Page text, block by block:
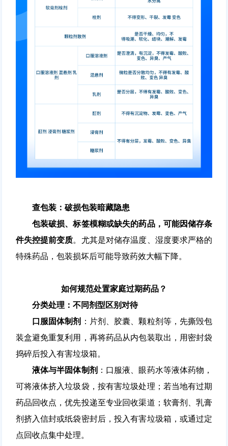
查包装：破损包装暗藏隐患
包装破损、标签模糊或缺失的药品， 可能因储存条
件失控提前变质。尤其是对储存温度、湿度要求严格的
特殊药品，包装损坏后可能导致药效大幅下降。
如何规范处置家庭过期药品？
分类处理：不同剂型区别对待
口服固体制剂
：片剂、胶囊、颗粒剂等，先撕毁包
装盒避免重复利用，再将药品从内包装取出，用密封袋
捣碎后投入有害垃圾箱。
液体与半固体制剂 ：口服液、眼药水等液体药物，
可将液体挤入垃圾袋，按有害垃圾处理；若当地有过期
药品回收点，优先投递至专业回收渠道；软膏剂、乳膏
剂挤入信封或纸袋密封后，投入有害垃圾箱，或通过定
点回收点集中处理。